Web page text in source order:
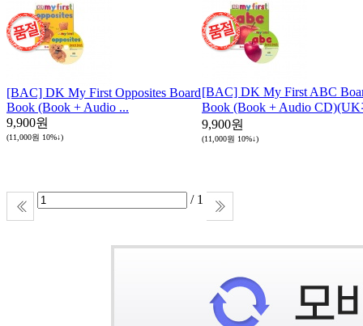
[BAC] DK My First Opposites Board
Book (Book + Audio ...
9,900원
(11,000원 10%↓)
[BAC] DK My First ABC
Book (Book + Audio
9,900원
(11,000원 10%↓)
/ 1